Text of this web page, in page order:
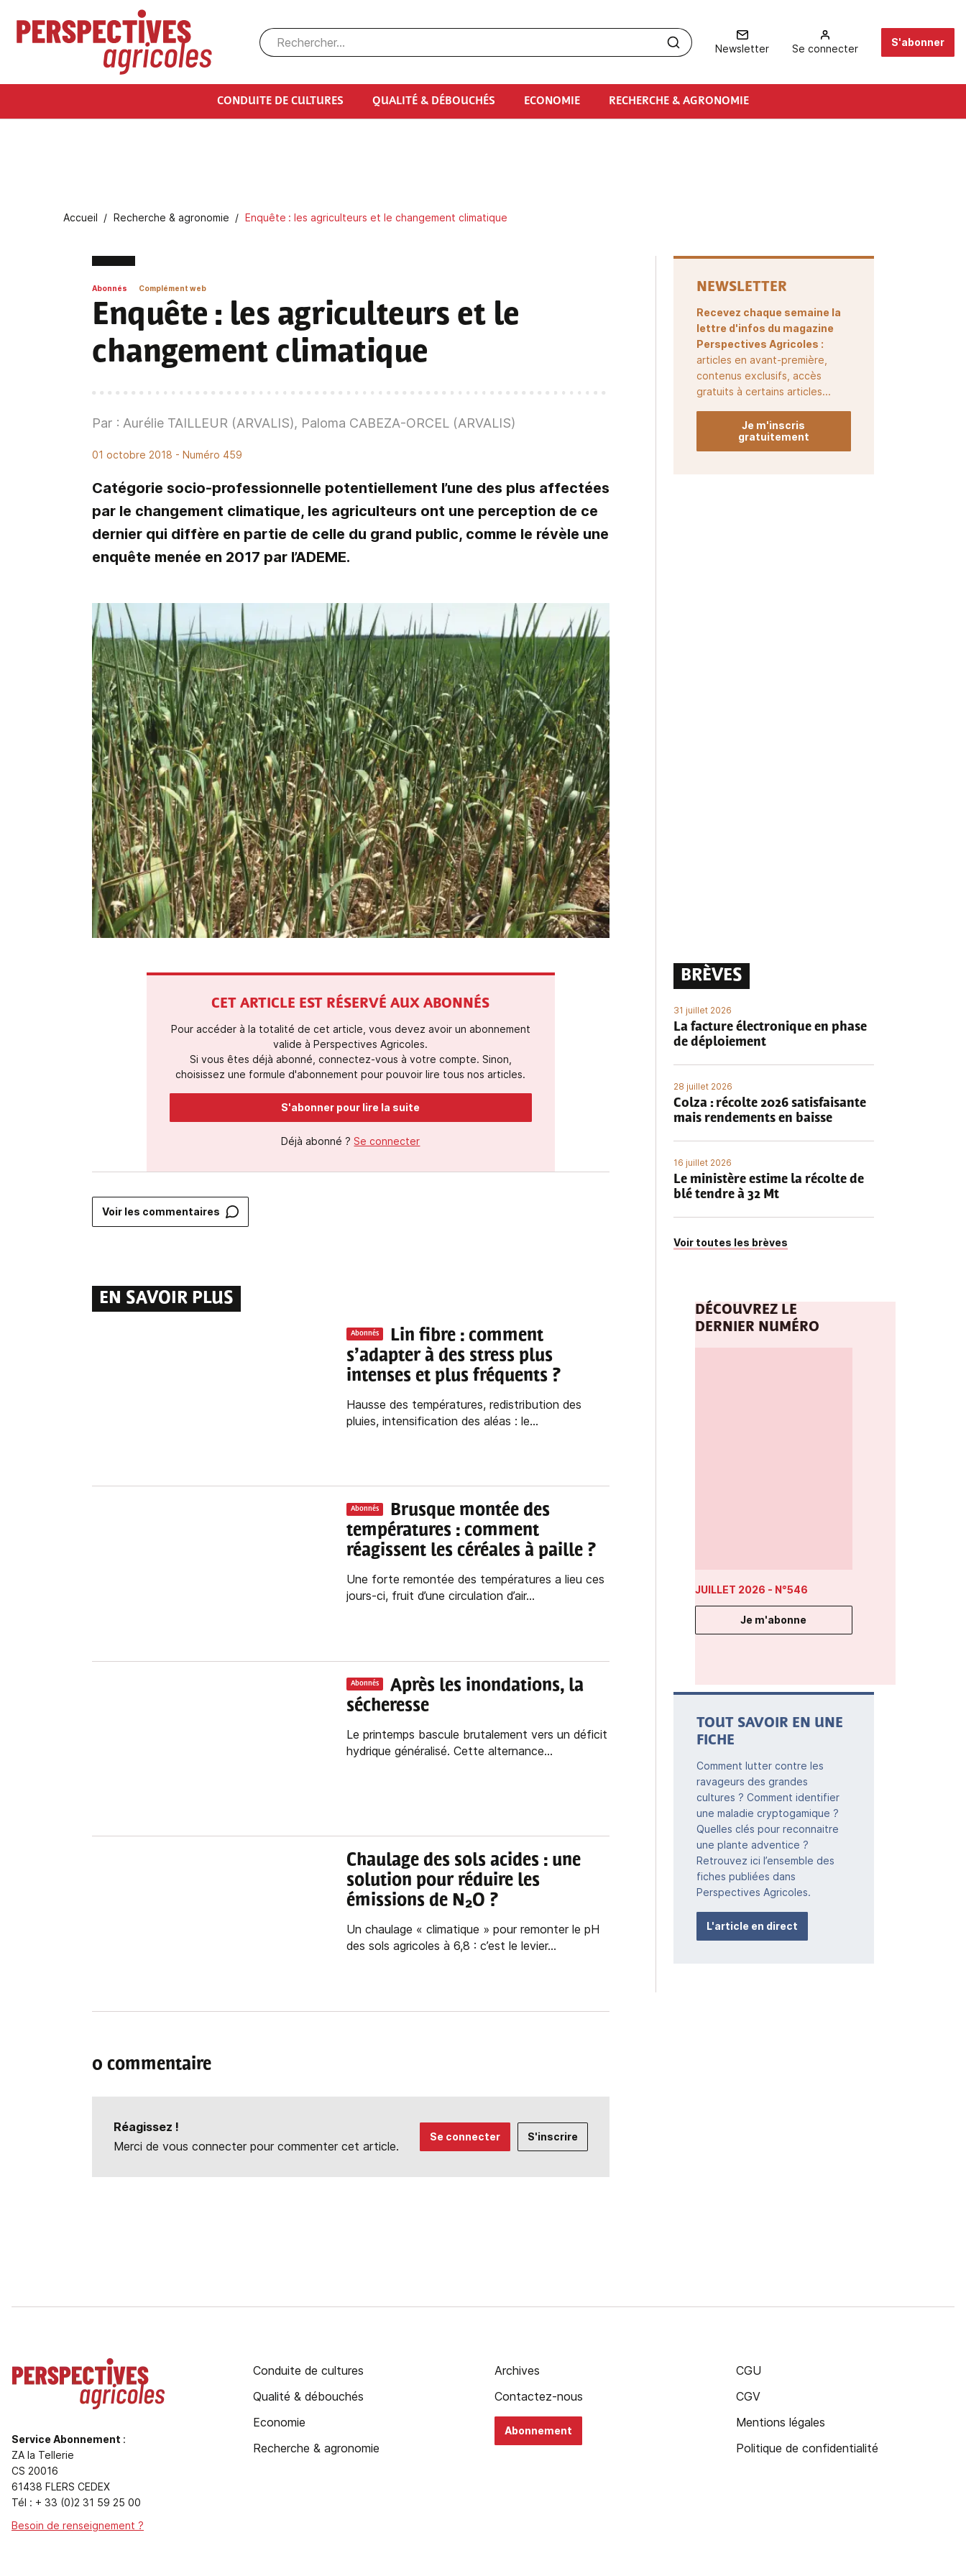
Aller au contenu principal
Newsletter Se connecter
S'abonner
CONDUITE DE CULTURES QUALITÉ & DÉBOUCHÉS ECONOMIE RECHERCHE & AGRONOMIE
Fil d'Ariane
Accueil Recherche & agronomie Enquête : les agriculteurs et le changement climatique
Abonnés Complément web
Enquête : les agriculteurs et le
changement climatique
Par : Aurélie TAILLEUR (ARVALIS), Paloma CABEZA-ORCEL (ARVALIS)
01 octobre 2018 - Numéro 459
Catégorie socio-professionnelle potentiellement l’une des plus affectées
par le changement climatique, les agriculteurs ont une perception de ce
dernier qui diffère en partie de celle du grand public, comme le révèle une
enquête menée en 2017 par l’ADEME.
CET ARTICLE EST RÉSERVÉ AUX ABONNÉS
Pour accéder à la totalité de cet article, vous devez avoir un abonnement
valide à Perspectives Agricoles.
Si vous êtes déjà abonné, connectez-vous à votre compte. Sinon,
choisissez une formule d'abonnement pour pouvoir lire tous nos articles.
S'abonner pour lire la suite
Déjà abonné ? Se connecter
Voir les commentaires
EN SAVOIR PLUS
Abonnés
Lin fibre : comment
s’adapter à des stress plus
intenses et plus fréquents ?
Hausse des températures, redistribution des
pluies, intensification des aléas : le...
Abonnés
Brusque montée des
températures : comment
réagissent les céréales à paille ?
Une forte remontée des températures a lieu ces
jours-ci, fruit d’une circulation d’air...
Abonnés
Après les inondations, la
sécheresse
Le printemps bascule brutalement vers un déficit
hydrique généralisé. Cette alternance...
Chaulage des sols acides : une
solution pour réduire les
émissions de N₂O ?
Un chaulage « climatique » pour remonter le pH
des sols agricoles à 6,8 : c’est le levier...
0 commentaire
Réagissez !
Merci de vous connecter pour commenter cet article.
Se connecter S'inscrire
NEWSLETTER
Recevez chaque semaine la
lettre d'infos du magazine
Perspectives Agricoles :
articles en avant-première,
contenus exclusifs, accès
gratuits à certains articles...
Je m'inscris
gratuitement
BRÈVES
31 juillet 2026
La facture électronique en phase
de déploiement
28 juillet 2026
Colza : récolte 2026 satisfaisante
mais rendements en baisse
16 juillet 2026
Le ministère estime la récolte de
blé tendre à 32 Mt
Voir toutes les brèves
DÉCOUVREZ LE
DERNIER NUMÉRO
JUILLET 2026 - N°546
Je m'abonne
TOUT SAVOIR EN UNE
FICHE
Comment lutter contre les
ravageurs des grandes
cultures ? Comment identifier
une maladie cryptogamique ?
Quelles clés pour reconnaitre
une plante adventice ?
Retrouvez ici l’ensemble des
fiches publiées dans
Perspectives Agricoles.
L'article en direct
Service Abonnement :
ZA la Tellerie
CS 20016
61438 FLERS CEDEX
Tél : + 33 (0)2 31 59 25 00
Besoin de renseignement ?
Conduite de cultures
Qualité & débouchés
Economie
Recherche & agronomie
Archives
Contactez-nous
Abonnement
CGU
CGV
Mentions légales
Politique de confidentialité